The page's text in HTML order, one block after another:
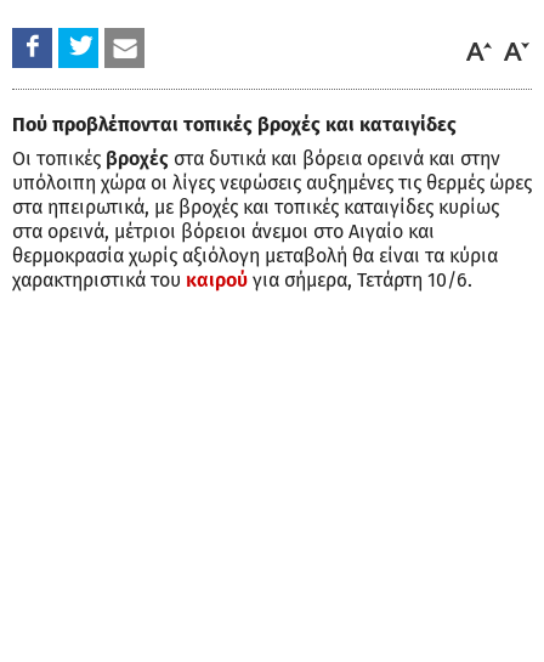
Πού προβλέπονται τοπικές βροχές και καταιγίδες
Οι τοπικές βροχές στα δυτικά και βόρεια ορεινά και στην
υπόλοιπη χώρα οι λίγες νεφώσεις αυξημένες τις θερμές ώρες
στα ηπειρωτικά, με βροχές και τοπικές καταιγίδες κυρίως
στα ορεινά, μέτριοι βόρειοι άνεμοι στο Αιγαίο και
θερμοκρασία χωρίς αξιόλογη μεταβολή θα είναι τα κύρια
χαρακτηριστικά του καιρού για σήμερα, Τετάρτη 10/6.